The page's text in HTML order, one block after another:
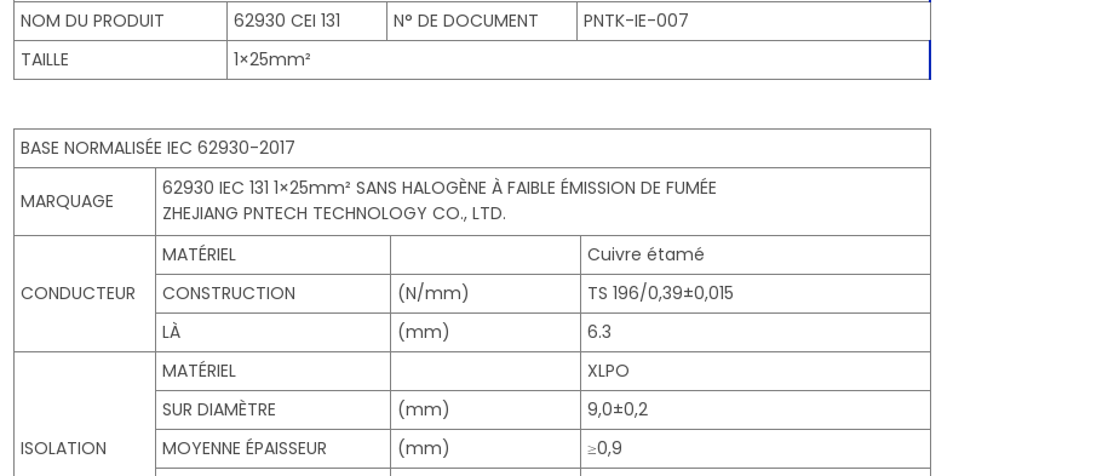
NOM DU PRODUIT
62930 CEI 131 N° DE DOCUMENT
PNTK-IE-007
TAILLE
1×25mm²
BASE NORMALISÉE IEC 62930-2017
MARQUAGE
62930 IEC 131 1×25mm² SANS HALOGÈNE À FAIBLE ÉMISSION DE FUMÉE
ZHEJIANG PNTECH TECHNOLOGY CO., LTD.
CONDUCTEUR
MATÉRIEL
Cuivre étamé
CONSTRUCTION
(N/mm)
TS 196/0,39±0,015
LÀ
(mm) 6.3
ISOLATION
MATÉRIEL
XLPO
SUR DIAMÈTRE
(mm)
9,0±0,2
MOYENNE ÉPAISSEUR
(mm)
≥0,9